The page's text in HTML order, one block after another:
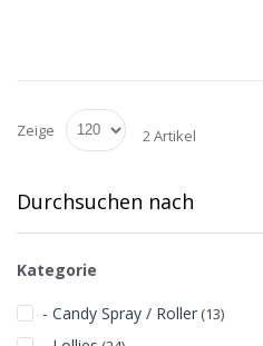
Zeige 2 Artikel
Durchsuchen nach
Kategorie
- Candy Spray / Roller (13)